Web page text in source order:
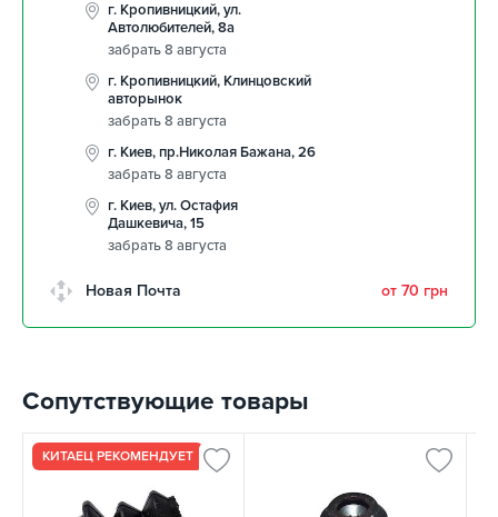
г. Кропивницкий, ул.
Автолюбителей, 8а
забрать 8 августа
г. Кропивницкий, Клинцовский
авторынок
забрать 8 августа
г. Киев, пр.Николая Бажана, 26
забрать 8 августа
г. Киев, ул. Остафия
Дашкевича, 15
забрать 8 августа
Новая Почта от 70 грн
Сопутствующие товары
КИТАЕЦ РЕКОМЕНДУЕТ